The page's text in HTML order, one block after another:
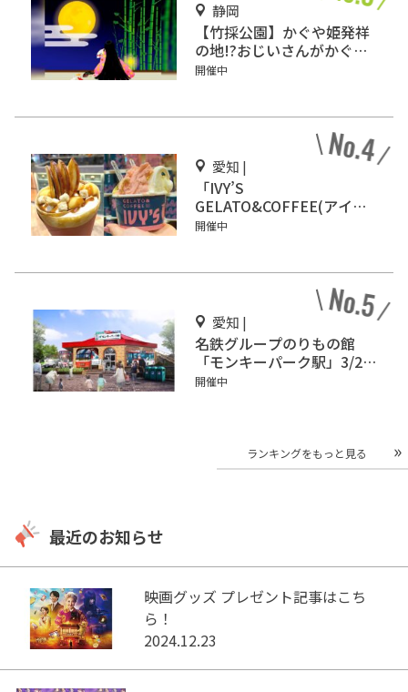
静岡
【竹採公園】かぐや姫発祥
の地!?おじいさんがかぐや
姫を見つけた場所を見に行
開催中
愛知 |
「IVY’S
GELATO&COFFEE(アイビ
ーズ ジェラート&コーヒ
ン！
開催中
愛知 |
名鉄グループのりもの館
「モンキーパーク駅」3/2オ
ープン
開催中
ランキングをもっと見る
最近のお知らせ
映画グッズ プレゼント記事はこち
ら！
2024.12.23